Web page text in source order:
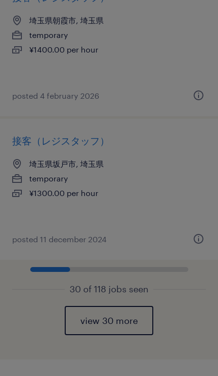
埼玉県朝霞市, 埼玉県
temporary
¥1400.00 per hour
posted 4 february 2026
接客（レジスタッフ）
埼玉県坂戸市, 埼玉県
temporary
¥1300.00 per hour
posted 11 december 2024
30 of 118 jobs seen
view 30 more